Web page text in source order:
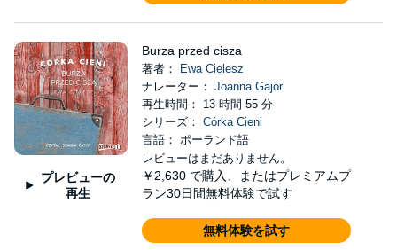
プレビューの
再生
Burza przed cisza
著者：
Ewa Cielesz
ナレーター： Joanna Gajór
再生時間： 13 時間 55 分
シリーズ： Córka Cieni
言語： ポーランド語
レビューはまだありません。
￥2,630 で購入、またはプレミアムプ
ラン30日間無料体験で試す
無料体験を試す